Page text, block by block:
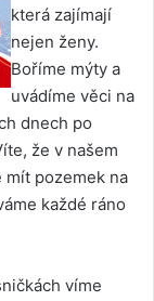
která zajímají
nejen ženy.
Boříme mýty a
uvádíme věci na
dnech po
že v našem
mít pozemek na
každé ráno
víme